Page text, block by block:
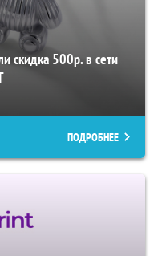
скидка 500р. в сети
ПОДРОБНЕЕ